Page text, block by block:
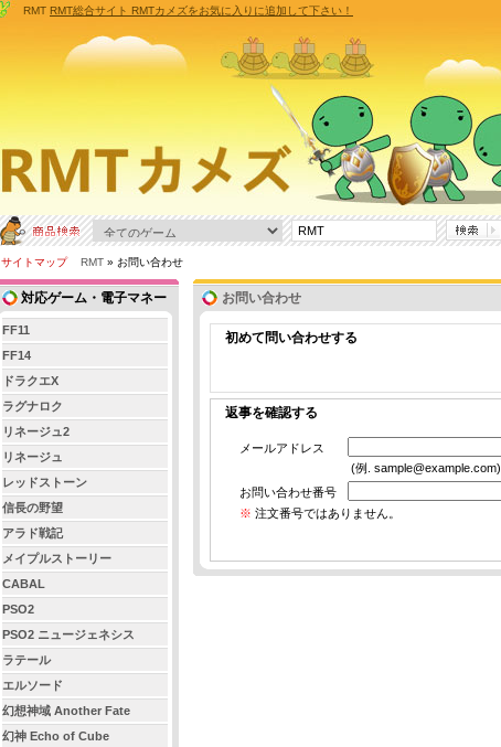
RMT RMT総合サイト RMTカメズをお気に入りに追加して下さい！
サイトマップ RMT » お問い合わせ
対応ゲーム・電子マネー
FF11
FF14
ドラクエX
ラグナロク
リネージュ2
リネージュ
レッドストーン
信長の野望
アラド戦記
メイプルストーリー
CABAL
PSO2
PSO2 ニュージェネシス
ラテール
エルソード
幻想神域 Another Fate
幻神 Echo of Cube
お問い合わせ
初めて問い合わせする
返事を確認する
メールアドレス
(例. sample@example.com)
お問い合わせ番号
※ 注文番号ではありません。